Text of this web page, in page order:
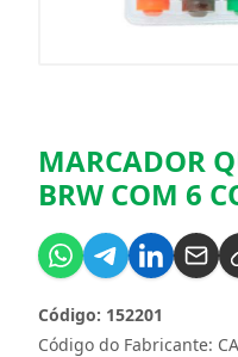
MARCADOR
BRW COM 6
Código do Fabricante:
Código: 152201